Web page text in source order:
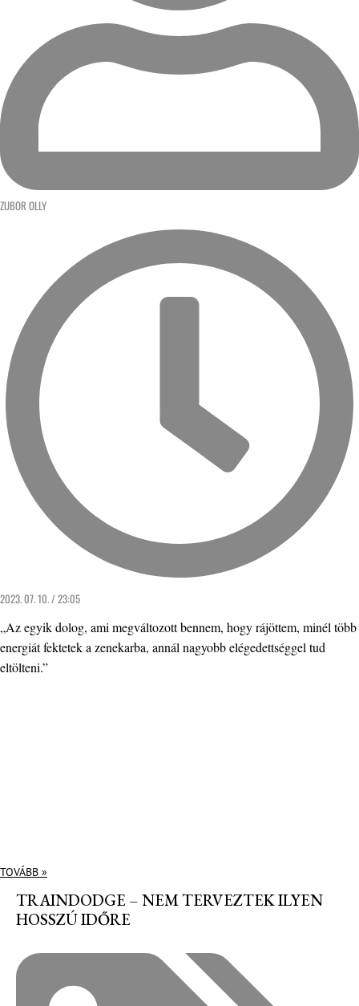
ZUBOR OLLY
2023. 07. 10. / 23:05
„Az egyik dolog, ami megváltozott bennem, hogy rájöttem, minél több
energiát fektetek a zenekarba, annál nagyobb elégedettséggel tud
eltölteni.”
TOVÁBB »
TRAINDODGE – NEM TERVEZTEK ILYEN
HOSSZÚ IDŐRE